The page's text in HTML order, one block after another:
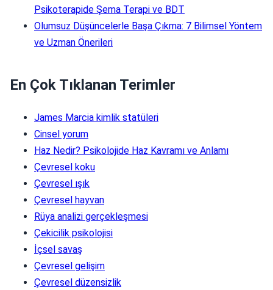
Psikoterapide Şema Terapi ve BDT
Olumsuz Düşüncelerle Başa Çıkma: 7 Bilimsel Yöntem
ve Uzman Önerileri
En Çok Tıklanan Terimler
James Marcia kimlik statüleri
Cinsel yorum
Haz Nedir? Psikolojide Haz Kavramı ve Anlamı
Çevresel koku
Çevresel ışık
Çevresel hayvan
Rüya analizi gerçekleşmesi
Çekicilik psikolojisi
İçsel savaş
Çevresel gelişim
Çevresel düzensizlik